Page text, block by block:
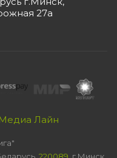
27а
Медиа Лайн